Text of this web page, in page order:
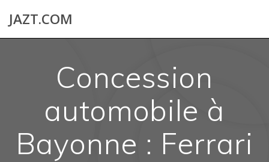
JAZT.COM
Concession
automobile à
Bayonne : Ferrari